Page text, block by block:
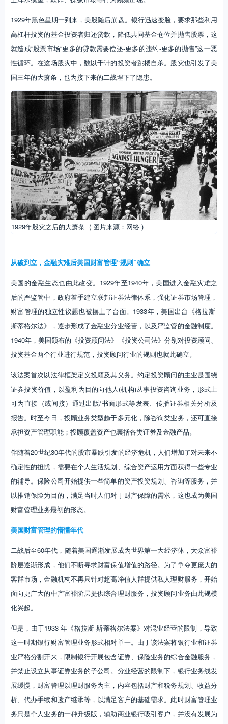
1929年黑色星期一到来，美股随后崩盘。银行迅速变脸，要求那些利用
高杠杆投资的基金投资者归还贷款，降低共同基金仓位并抛售股票，这
就造成“股票市场“更多的贷款需要偿还-更多的违约-更多的抛售”这一恶
性循环。在这场股灾中，数以千计的投资者跳楼自杀。股灾也引发了美
国三年的大萧条，也为接下来的二战埋下了隐患。
1929年股灾之后的大萧条 ( 图片来源：网络 )
从破到立，金融灾难后美国财富管理“规则”确立
美国的金融生态也由此改变。1929年至1940年，美国进入金融灾难之
后的严监管中，政府着手建立联邦证券法律体系，强化证券市场管理，
财富管理的独立性议题也被摆上了台面。1933年，美国出台《格拉斯-
斯蒂格尔法》，逐步形成了金融业分业经营，以及严监管的金融制度。
1940年，美国颁布的《投资顾问法》《投资公司法》分别对投资顾问、
投资基金两个行业进行规范，投资顾问行业的规则也就此确立。
该法案首次以法律框架定义投顾及其义务。约定投资顾问的主业是围绕
证券投资价值，以盈利为目的向他人(机构)从事投资咨询业务，形式上
可为直接（或间接）通过出版/书面形式等发表、传播证券相关分析及
报告。时至今日，投顾业务类型趋于多元化，除咨询类业务，还可直接
承担资产管理职能；投顾覆盖资产也囊括各类证券及金融产品。
伴随着20世纪30年代的股市暴跌引发的经济危机，人们增加了对未来不
确定性的担忧，需要在个人生活规划、综合资产运用方面获得一些专业
的辅导。保险公司开始提供一些简单的资产投资规划、咨询等服务，并
以推销保险为目的，满足当时人们对于财产保障的需求，这也成为美国
财富管理业务最初的形态。
美国财富管理的懵懂年代
二战后至60年代，随着美国逐渐发展成为世界第一大经济体，大众富裕
阶层逐渐形成，他们不断寻求财富保值增值的路径。为了争夺更庞大的
客群市场，金融机构不再只针对超高净值人群提供私人理财服务，开始
面向更广大的中产富裕阶层提供综合理财服务，投资顾问业务由此规模
化兴起。
但是，由于1933 年《格拉斯-斯蒂格尔法案》对混业经营的限制，导致
这一时期银行财富管理业务形式相对单一。由于该法案将银行业和证券
业严格分割开来，限制银行开展包含证券、保险业务的综合金融服务，
并禁止设立从事证券业务的子公司。分业经营的限制下，银行业务线发
展缓慢，财富管理以理财服务为主，内容包括财产和税务规划、收益分
析、代办手续和遗产继承等，以满足客户的基础需求。此时财富管理业
务只是个人业务的一种升级版，辅助商业银行吸引客户，并没有发展为